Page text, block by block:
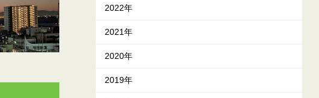
2022年
2021年
2020年
2019年